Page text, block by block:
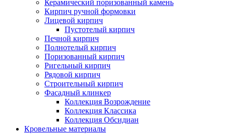
Керамический поризованный камень
Кирпич ручной формовки
Лицевой кирпич
Пустотелый кирпич
Печной кирпич
Полнотелый кирпич
Поризованный кирпич
Ригельный кирпич
Рядовой кирпич
Строительный кирпич
Фасадный клинкер
Коллекция Возрождение
Коллекция Классика
Коллекция Обсидиан
Кровельные материалы